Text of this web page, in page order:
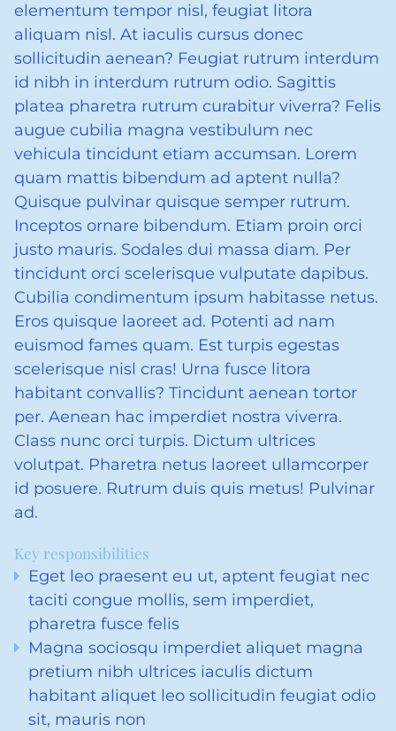
elementum tempor nisl, feugiat litora
aliquam nisl. At iaculis cursus donec
sollicitudin aenean? Feugiat rutrum interdum
id nibh in interdum rutrum odio. Sagittis
platea pharetra rutrum curabitur viverra? Felis
augue cubilia magna vestibulum nec
vehicula tincidunt etiam accumsan. Lorem
quam mattis bibendum ad aptent nulla?
Quisque pulvinar quisque semper rutrum.
Inceptos ornare bibendum. Etiam proin orci
justo mauris. Sodales dui massa diam. Per
tincidunt orci scelerisque vulputate dapibus.
Cubilia condimentum ipsum habitasse netus.
Eros quisque laoreet ad. Potenti ad nam
euismod fames quam. Est turpis egestas
scelerisque nisl cras! Urna fusce litora
habitant convallis? Tincidunt aenean tortor
per. Aenean hac imperdiet nostra viverra.
Class nunc orci turpis. Dictum ultrices
volutpat. Pharetra netus laoreet ullamcorper
id posuere. Rutrum duis quis metus! Pulvinar
ad.
Key responsibilities
Eget leo praesent eu ut, aptent feugiat nec
taciti congue mollis, sem imperdiet,
pharetra fusce felis
Magna sociosqu imperdiet aliquet magna
pretium nibh ultrices iaculis dictum
habitant aliquet leo sollicitudin feugiat odio
sit, mauris non